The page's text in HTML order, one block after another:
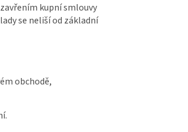
kupní smlouvy
se neliší od základní
obchodě,